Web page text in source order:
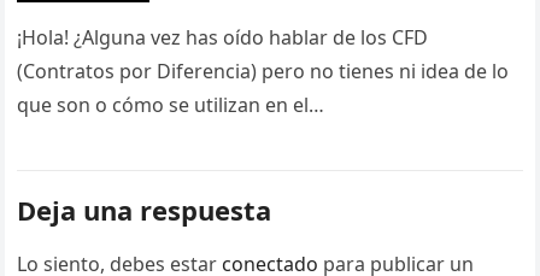
¡Hola! ¿Alguna vez has oído hablar de los CFD
(Contratos por Diferencia) pero no tienes ni idea de lo
que son o cómo se utilizan en el…
Deja una respuesta
Lo siento, debes estar conectado para publicar un